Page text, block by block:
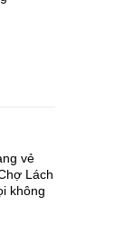
vẻ
Lách
không